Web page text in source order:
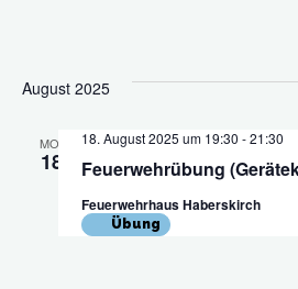
August 2025
MO.
18 Feuerwehrübung
18. August 2025 um 19:30 -21:30
Feuerwehrhaus Haberskirch
Übung